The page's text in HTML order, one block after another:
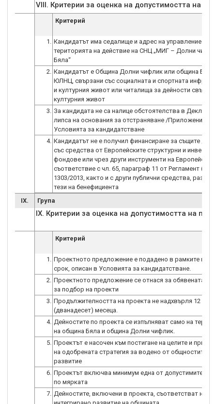
VIII. Критерии за оценка на допустимостта на
Критерий
1. Кандидатът има седалище и адрес на управление на
територията на действие на СНЦ „МИГ – Долни
Бяла“
2. Кандидатът е Община Долни чифлик или община Бяла
ЮЛНЦ, свързани със социалната и спортната
и културния живот или читалища за дейности
културния живот
3. За кандидата не са налице обстоятелства в
липса на основания за отстраняване /Приложение 3
Условията за кандидатстване
4. Кандидатът не е получил финансиране за същите
със средства от Европейските структурни и
фондове или чрез други инструменти на
съответствие с чл. 65, параграф 11 от Регламент (ЕС)
1303/2013, както и с други публични средства,
тези на бенефициента
IX.
Група
IX. Критерии за оценка на допустимостта на
Критерий
1. Проектното предложение е подадено в рамките на
срок, описан в Условията за кандидатстване.
2. Проектното предложение се отнася за обявената
за подбор на проекти
3. Продължителността на проекта не надхвърля 12
(дванадесет) месеца.
4. Дейностите по проекта се изпълняват само на
на община Бяла и община Долни чифлик.
5. Проектът е насочен към постигане на целите и
на одобрената стратегия за водено от общностите
развитие
6. Проектът включва минимум една от допустимите
по мярката
7. Дейностите, включени в проекта, съответстват на